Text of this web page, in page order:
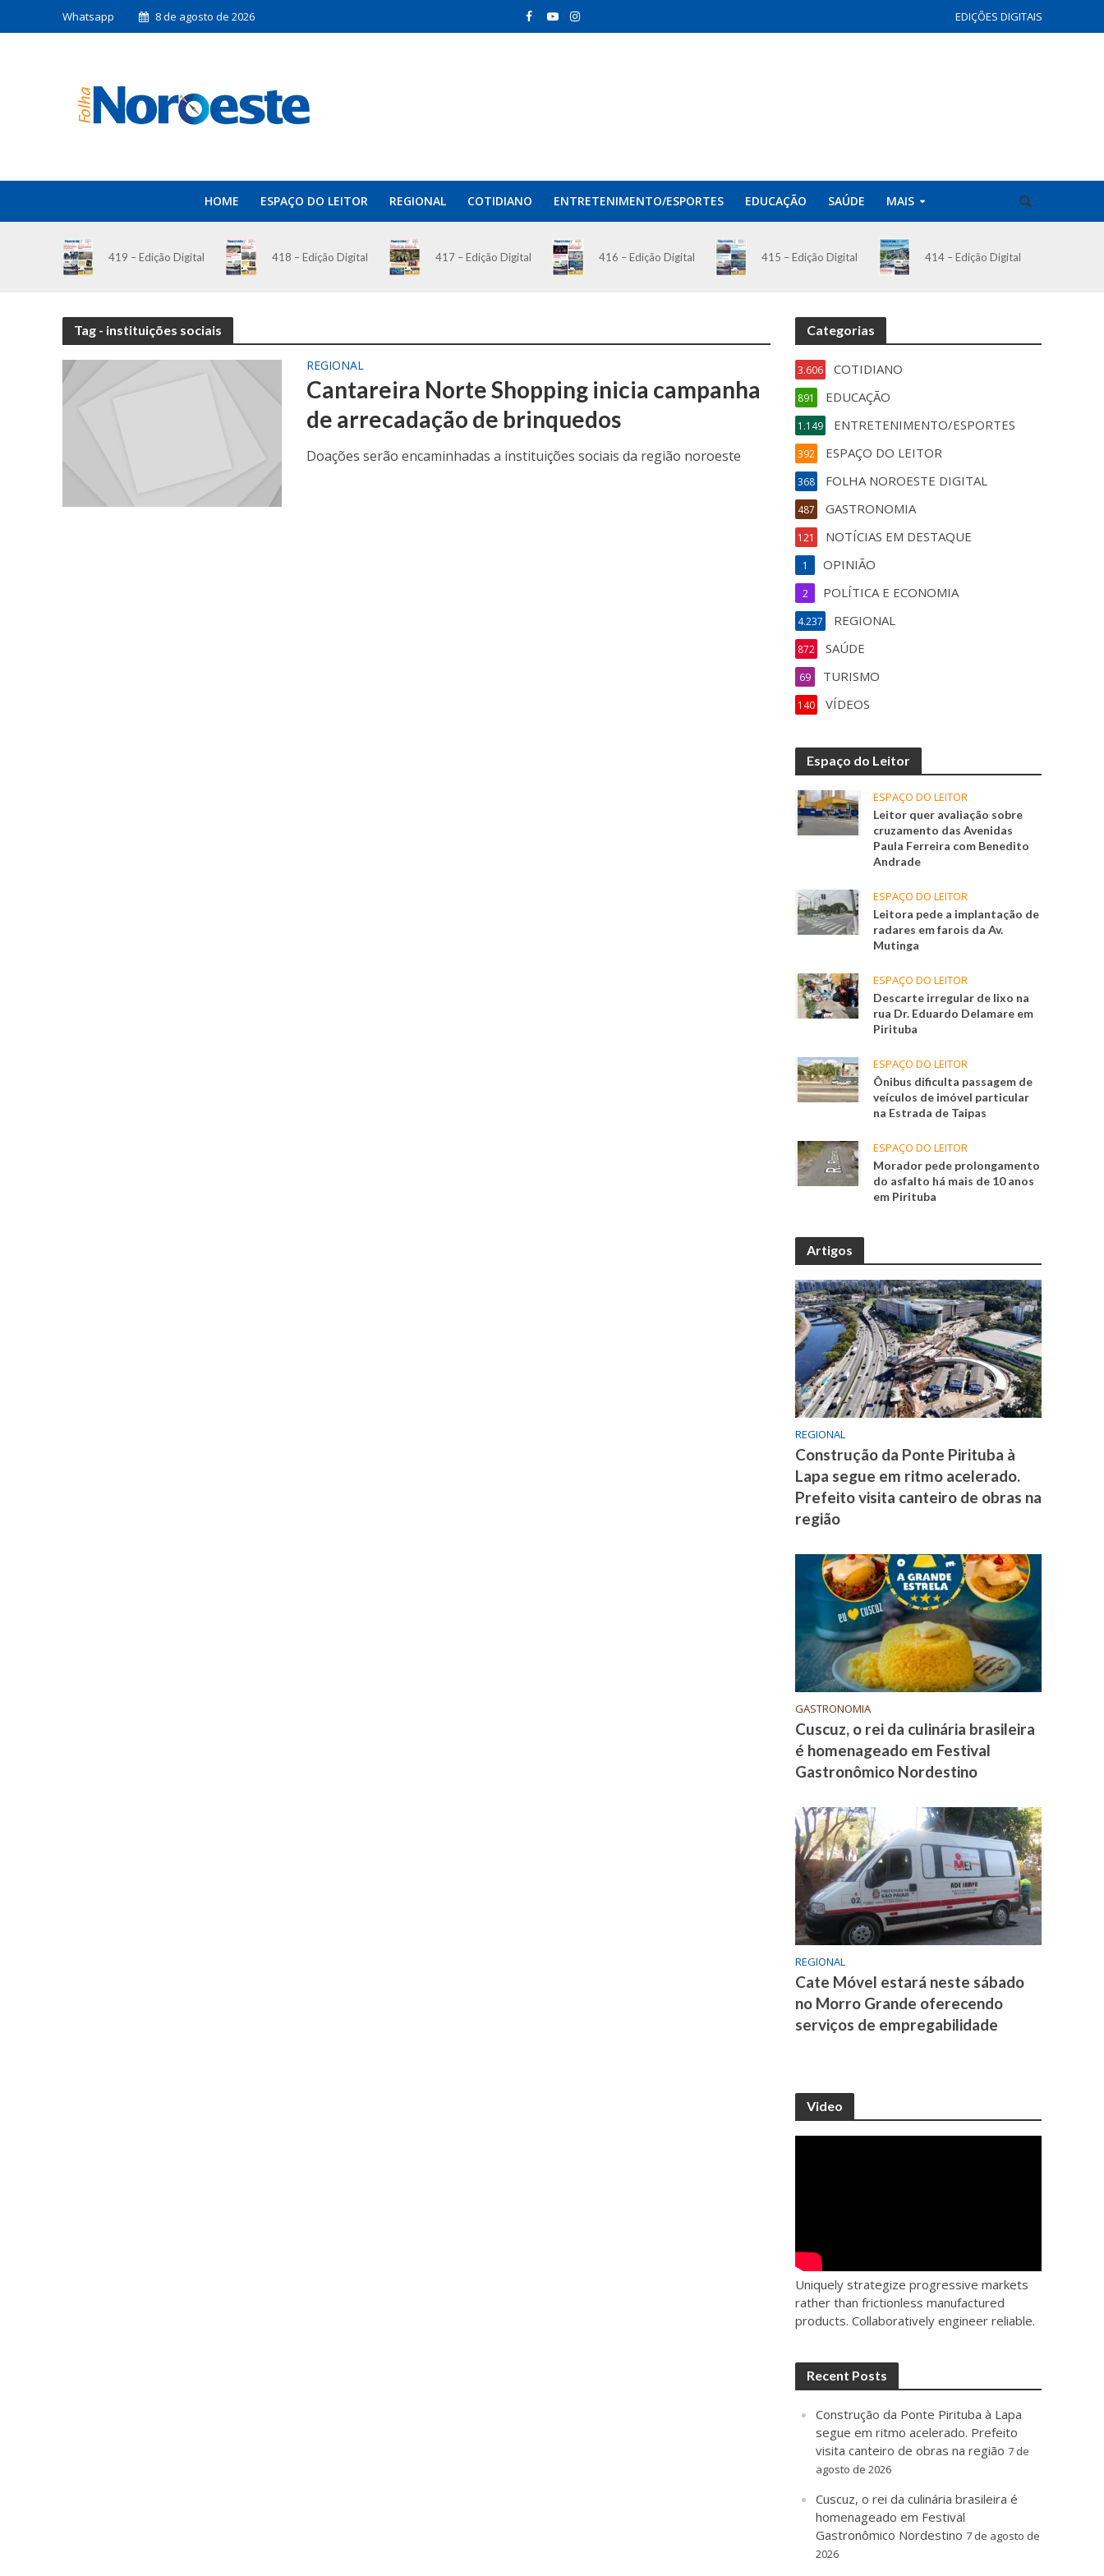
Whatsapp 8 de agosto de 2026 EDIÇÕES DIGITAIS
HOME ESPAÇO DO LEITOR REGIONAL COTIDIANO ENTRETENIMENTO/ESPORTES EDUCAÇÃO SAÚDE MAIS
419 – Edição Digital 418 – Edição Digital 417 – Edição Digital 416 – Edição Digital 415 – Edição Digital 414 – Edição Digital
Tag - instituições sociais
REGIONAL
Cantareira Norte Shopping inicia campanha
de arrecadação de brinquedos
Doações serão encaminhadas a instituições sociais da região noroeste
Categorias
COTIDIANO
3.606
EDUCAÇÃO
891
ENTRETENIMENTO/ESPORTES
1.149
ESPAÇO DO LEITOR
392
FOLHA NOROESTE DIGITAL
368
GASTRONOMIA
487
NOTÍCIAS EM DESTAQUE
121
OPINIÃO
1
POLÍTICA E ECONOMIA
2
REGIONAL
4.237
SAÚDE
872
TURISMO
69
VÍDEOS
140
Espaço do Leitor
ESPAÇO DO LEITOR
Leitor quer avaliação sobre
cruzamento das Avenidas
Paula Ferreira com Benedito
Andrade
ESPAÇO DO LEITOR
Leitora pede a implantação de
radares em farois da Av.
Mutinga
ESPAÇO DO LEITOR
Descarte irregular de lixo na
rua Dr. Eduardo Delamare em
Pirituba
ESPAÇO DO LEITOR
Ônibus dificulta passagem de
veículos de imóvel particular
na Estrada de Taipas
ESPAÇO DO LEITOR
Morador pede prolongamento
do asfalto há mais de 10 anos
em Pirituba
Artigos
REGIONAL
Construção da Ponte Pirituba à
Lapa segue em ritmo acelerado.
Prefeito visita canteiro de obras na
região
GASTRONOMIA
Cuscuz, o rei da culinária brasileira
é homenageado em Festival
Gastronômico Nordestino
REGIONAL
Cate Móvel estará neste sábado
no Morro Grande oferecendo
serviços de empregabilidade
Video
Uniquely strategize progressive markets
rather than frictionless manufactured
products. Collaboratively engineer reliable.
Recent Posts
Construção da Ponte Pirituba à Lapa
segue em ritmo acelerado. Prefeito
visita canteiro de obras na região 7 de
agosto de 2026
Cuscuz, o rei da culinária brasileira é
homenageado em Festival
Gastronômico Nordestino 7 de agosto de
2026